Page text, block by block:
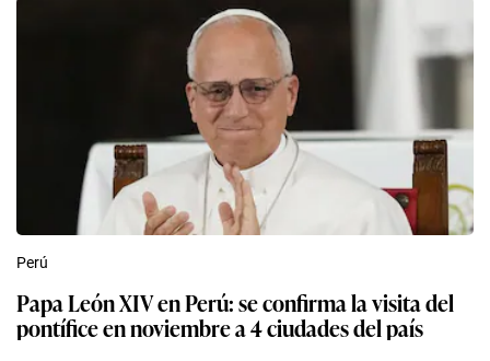
Perú
Papa León XIV en Perú: se confirma la visita del
pontífice en noviembre a 4 ciudades del país